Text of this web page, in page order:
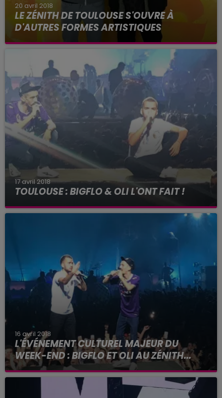
20 avril 2018
LE ZÉNITH DE TOULOUSE S'OUVRE À
D'AUTRES FORMES ARTISTIQUES
Graffs, expositions photos, premières parties de
concerts avec des artistes locaux ... De nouveaux
projets sont inaugurés au Zénith de Toulouse.
17 avril 2018
TOULOUSE : BIGFLO & OLI L'ONT FAIT !
Jamais un artiste n'avait rempli le Zénith avec
autant de public !
16 avril 2018
L'ÉVÉNEMENT CULTUREL MAJEUR DU
WEEK-END : BIGFLO ET OLI AU ZÉNITH...
Déjà 40 000 spectateurs ont pris leurs places
pour applaudir les deux rappeurs toulousains ...
Avant la date de ce soir.